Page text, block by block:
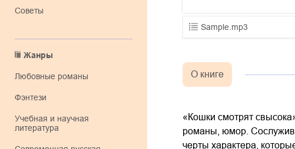
Советы
Жанры
любовные романы
фэнтези
учебная и научная
литература
Sample.mp3
02.mp3
О книге
«Кошки смотрят
романы, юмор.
черты характера,